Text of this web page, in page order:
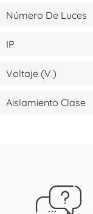
Número De Luces
IP
Voltaje (V.)
Aislamiento Clase